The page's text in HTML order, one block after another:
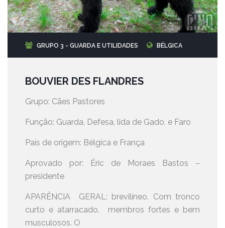
GRUPO 3 - GUARDA E UTILIDADES BÉLGICA
BOUVIER DES FLANDRES
Grupo: Cães Pastores
Função: Guarda, Defesa, lida de Gado, e Faro
País de origem: Bélgica e França
Aprovado por: Éric de Moraes Bastos –
presidente
APARÊNCIA GERAL: brevilíneo. Com tronco
curto e atarracado, membros fortes e bem
musculosos. O